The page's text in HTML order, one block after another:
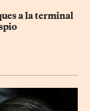
a la terminal